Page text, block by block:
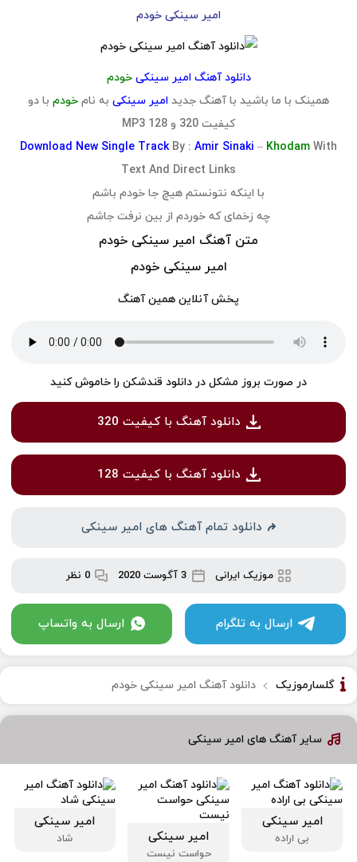
امیر سینکی خودم
دانلود آهنگ امیر سینکی خودم
همینک با ما باشید با آهنگ جدید امیر سینکی به نام خودم با دو
کیفیت 320 و 128 MP3
Download New Single Track By : Amir Sinaki – Khodam With
Text And Direct Links
با اینکه نتونستم هیچ جا خودم باشم
چه زخمای که خوردم از بین نرفت جاشم
متن آهنگ امیر سینکی خودم
امیر سینکی خودم
پخش آنلاین همین آهنگ
در صورت بروز مشکل در دانلود قندشکن را خاموش کنید
دانلود آهنگ با کیفیت 320
دانلود آهنگ با کیفیت 128
دانلود تمام آهنگ های امیر سینکی
موزیک ایرانی 3 آگوست 2020 0 نظر
ارسال به تلگرام ارسال به واتساپ
گلسارموزیک دانلود آهنگ امیر سینکی خودم
سایر آهنگ های امیر سینکی
امیر سینکی
بی اراده امیر سینکی
حواست نیست
امیر سینکی
شاد